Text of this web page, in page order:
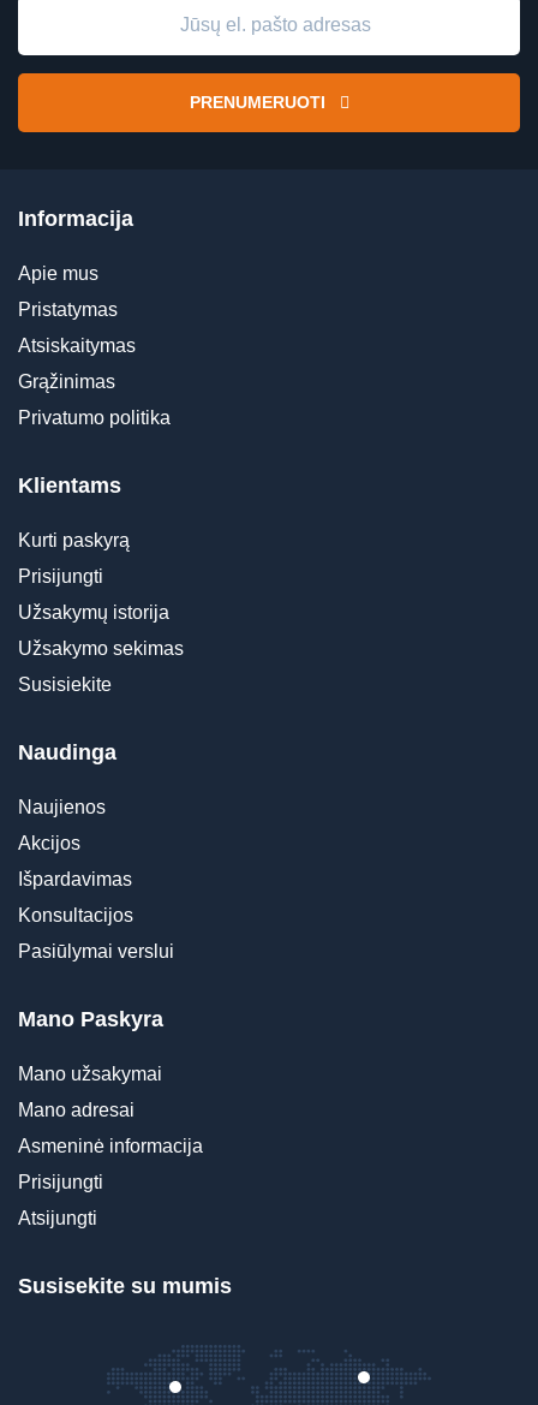
PRENUMERUOTI
Informacija
Apie mus
Pristatymas
Atsiskaitymas
Grąžinimas
Privatumo politika
Klientams
Kurti paskyrą
Prisijungti
Užsakymų istorija
Užsakymo sekimas
Susisiekite
Naudinga
Naujienos
Akcijos
Išpardavimas
Konsultacijos
Pasiūlymai verslui
Mano Paskyra
Mano užsakymai
Mano adresai
Asmeninė informacija
Prisijungti
Atsijungti
Susisekite su mumis